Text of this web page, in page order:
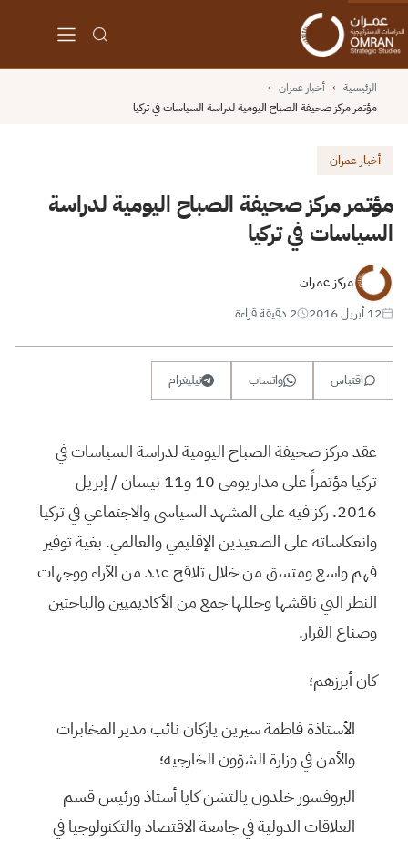
الرئيسية › أخبار عمران ›
مؤتمر مركز صحيفة الصباح اليومية لدراسة السياسات في تركيا
أخبار عمران
مؤتمر مركز صحيفة الصباح اليومية لدراسة
السياسات في تركيا
مركز عمران
12 أبريل 2016
2 دقيقة قراءة
اقتباس واتساب تيليغرام
عقد مركز صحيفة الصباح اليومية لدراسة السياسات في
تركيا مؤتمراً على مدار يومي 10 و11 نيسان / إبريل
2016. ركز فيه على المشهد السياسي والاجتماعي في تركيا
وانعكاساته على الصعيدين الإقليمي والعالمي. بغية توفير
فهم واسع ومتسق من خلال تلاقح عدد من الآراء ووجهات
النظر التي ناقشها وحللها جمع من الأكاديميين والباحثين
وصناع القرار.
كان أبرزهم؛
الأستاذة فاطمة سيرين يازكان نائب مدير المخابرات
والأمن في وزارة الشؤون الخارجية؛
البروفسور خلدون يالتشن كايا أستاذ ورئيس قسم
العلاقات الدولية في جامعة الاقتصاد والتكنولوجيا في